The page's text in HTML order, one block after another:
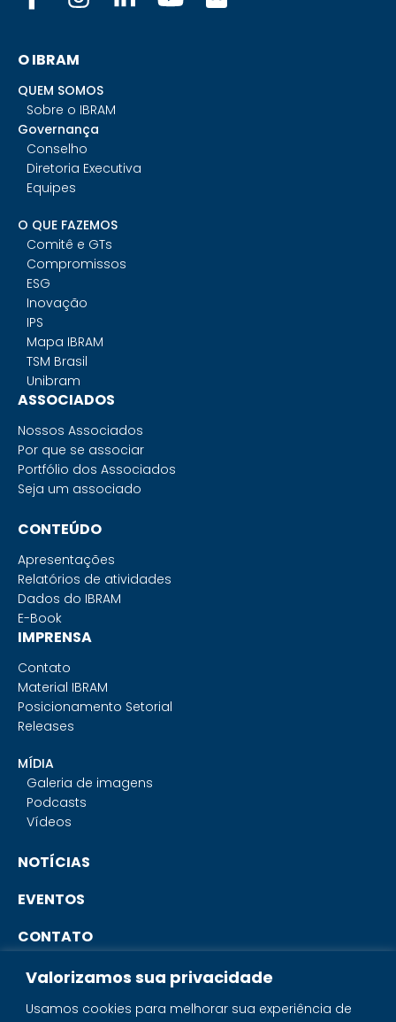
Valorizamos sua privacidade
Usamos cookies para melhorar sua experiência de
O IBRAM
QUEM SOMOS
Sobre o IBRAM
Governança
Conselho
Diretoria Executiva
Equipes
O QUE FAZEMOS
Comitê e GTs
Compromissos
ESG
Inovação
IPS
Mapa IBRAM
TSM Brasil
Unibram
ASSOCIADOS
Nossos Associados
Por que se associar
Portfólio dos Associados
Seja um associado
CONTEÚDO
Apresentações
Relatórios de atividades
Dados do IBRAM
E-Book
IMPRENSA
Contato
Material IBRAM
Posicionamento Setorial
Releases
MÍDIA
Galeria de imagens
Podcasts
Vídeos
NOTÍCIAS
EVENTOS
CONTATO
PORTAL DO ASSOCIADO